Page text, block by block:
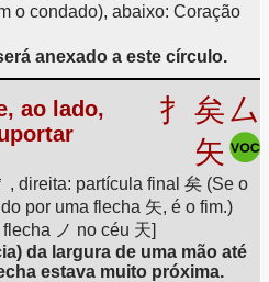
o condado), abaixo: Coração
anexado a este círculo.
ao lado,
扌 矣厶
矢
, direita: partícula final 矣 (Se o
por uma flecha 矢, é o fim.)
ノ no céu 天]
da largura de uma mão até
estava muito próxima.